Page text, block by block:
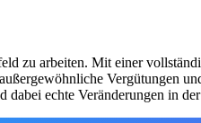
zu arbeiten. Mit einer
Vergütungen
echte Veränderungen in